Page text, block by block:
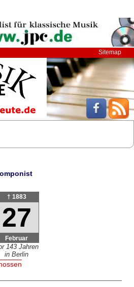
Sitemap
† 1883
27
Februar
143 Jahren
in Berlin